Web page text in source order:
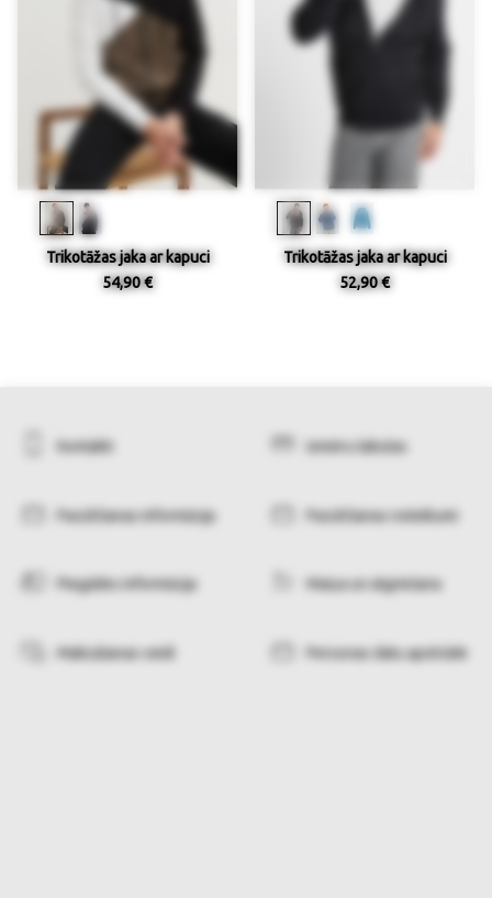
Trikotāžas jaka ar kapuci
54,90 €
Trikotāžas jaka ar kapuci
52,90 €
Kontakti Izmēru tabulas
Pasūtīšanas informācija Pasūtīšanas noteikumi
Piegādes informācija Maiņa un atgriešana
Maksāšanas veidi Personas datu apstrāde